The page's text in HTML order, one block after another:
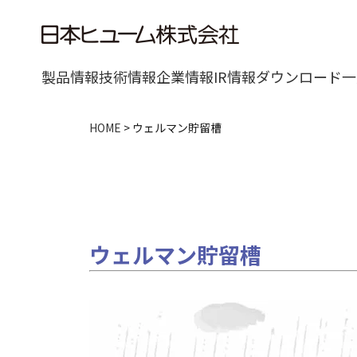
製品情報技術情報企業情報IR情報ダウンロード
HOME > ウェルマン貯留槽
ウェルマン貯留槽